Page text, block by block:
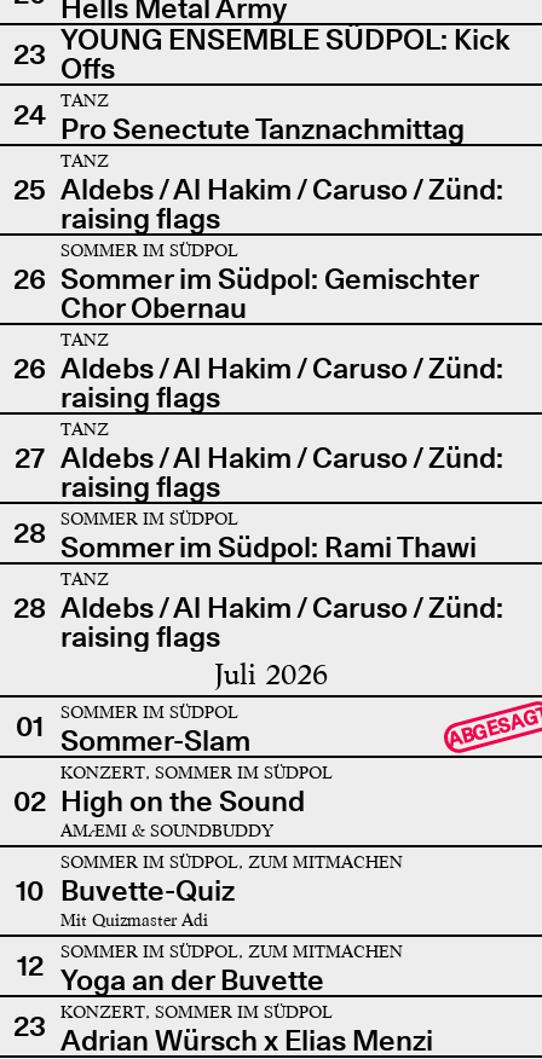
Hells Metal Army
23 YOUNG ENSEMBLE SÜDPOL: Kick
Offs
24
TANZ
Pro Senectute Tanznachmittag
25
TANZ
Aldebs / Al Hakim / Caruso / Zünd:
raising flags
26
SOMMER IM SÜDPOL
Sommer im Südpol: Gemischter
Chor Obernau
26
TANZ
Aldebs / Al Hakim / Caruso / Zünd:
raising flags
27
TANZ
Aldebs / Al Hakim / Caruso / Zünd:
raising flags
28
SOMMER IM SÜDPOL
Sommer im Südpol: Rami Thawi
28
TANZ
Aldebs / Al Hakim / Caruso / Zünd:
raising flags
Juli 2026
01 SOMMER IM SÜDPOL
Sommer-Slam
02
KONZERT, SOMMER IM SÜDPOL
High on the Sound
AMÆMI & SOUNDBUDDY
10
SOMMER IM SÜDPOL, ZUM MITMACHEN
Buvette-Quiz
Mit Quizmaster Adi
12 SOMMER IM SÜDPOL, ZUM MITMACHEN
Yoga an der Buvette
23
KONZERT, SOMMER IM SÜDPOL
Adrian Würsch x Elias Menzi